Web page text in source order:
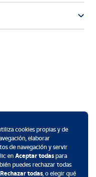
cookies propias y de
elaborar
de navegación y servir
en Aceptar todaspara
puedes rechazar todas
Rechazar todas, o elegir qué